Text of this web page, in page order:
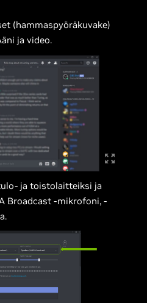
(hammaspyöräkuvake)
ja video.
ja toistolaitteiksi ja
Broadcast -mikrofoni, -